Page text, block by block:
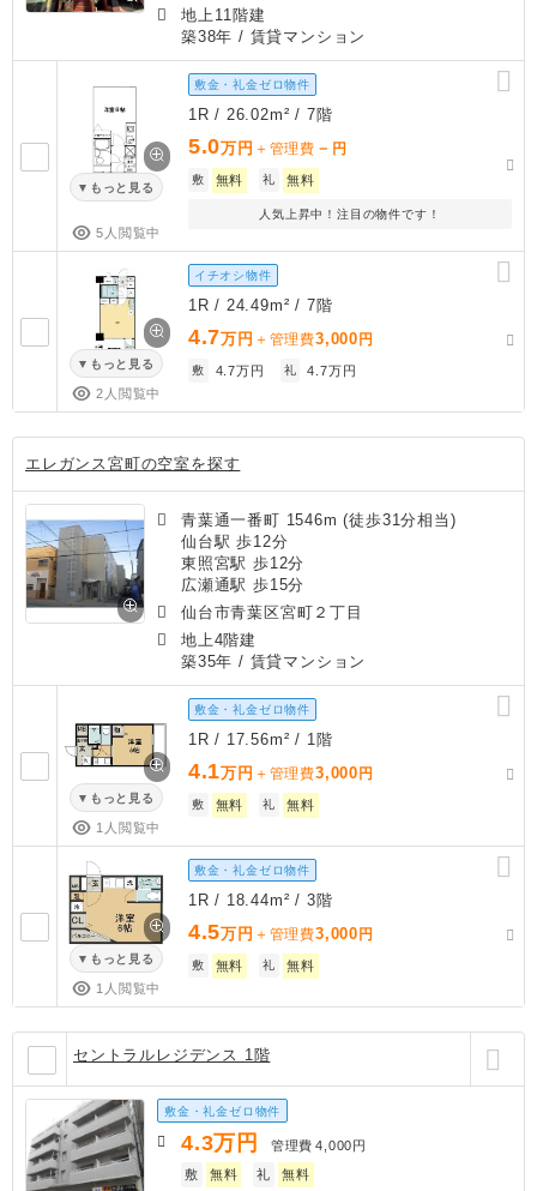
地上11階建
築38年 / 賃貸マンション
もっと見る
5人閲覧中
敷金・礼金ゼロ物件
1R / 26.02m² / 7階
5.0万円 ＋管理費 － 円
敷 無料 礼 無料
人気上昇中！注目の物件です！
もっと見る
2人閲覧中
イチオシ物件
1R / 24.49m² / 7階
4.7万円 ＋管理費3,000 円
敷 4.7万円 礼 4.7万円
エレガンス宮町の空室を探す
青葉通一番町 1546m (徒歩31分相当)
仙台駅 歩12分
東照宮駅 歩12分
広瀬通駅 歩15分
仙台市青葉区宮町２丁目
地上4階建
築35年 / 賃貸マンション
もっと見る
1人閲覧中
敷金・礼金ゼロ物件
1R / 17.56m² / 1階
4.1万円 ＋管理費3,000 円
敷 無料 礼 無料
もっと見る
1人閲覧中
敷金・礼金ゼロ物件
1R / 18.44m² / 3階
4.5万円 ＋管理費3,000 円
敷 無料 礼 無料
セントラルレジデンス 1階
敷金・礼金ゼロ物件
4.3万円 管理費 4,000円
敷
無料 礼 無料